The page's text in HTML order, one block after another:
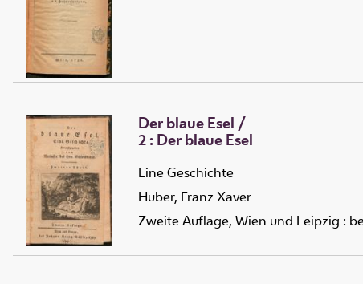
Der blaue Esel /
2 :Derblaue Esel
Eine Geschichte
Huber, Franz Xaver
Zweite Auflage, Wien und Leipzig :